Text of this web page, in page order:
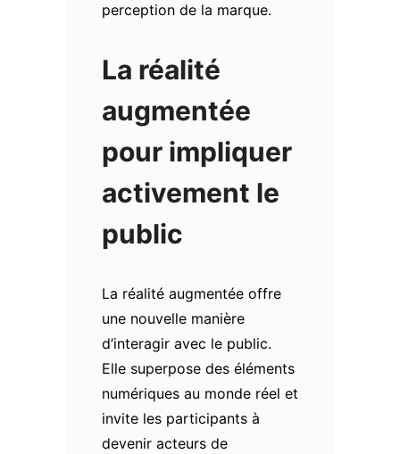
perception de la marque.
La réalité
augmentée
pour impliquer
activement le
public
La réalité augmentée offre
une nouvelle manière
d’interagir avec le public.
Elle superpose des éléments
numériques au monde réel et
invite les participants à
devenir acteurs de